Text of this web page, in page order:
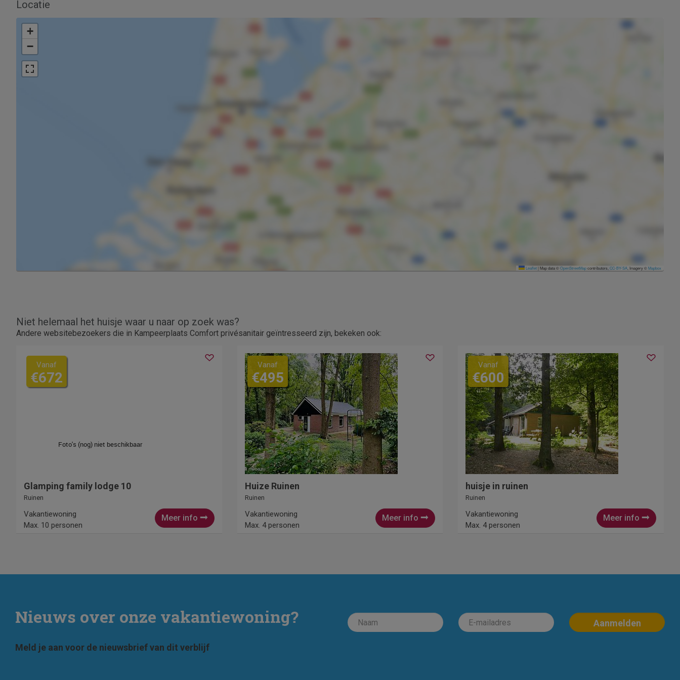
Locatie
+
−
Leaflet| Map data ©OpenStreetMapcontributors, CC-BY-SA , Imagery ©Mapbox
Niet helemaal het huisje waar u naar op zoek was?
Andere websitebezoekers die in Kampeerplaats Comfort privésanitair geïntresseerd zijn, bekeken ook:
Vanaf
€672
Glamping family lodge 10
Ruinen
Meer info
Vakantiewoning
Max. 10 personen
Vanaf
€495
Huize Ruinen
Ruinen
Meer info
Vakantiewoning
Max. 4 personen
Vanaf
€600
huisje in ruinen
Ruinen
Meer info
Vakantiewoning
Max. 4 personen
Nieuws over onze vakantiewoning?
Meld je aan voor de nieuwsbrief van dit verblijf